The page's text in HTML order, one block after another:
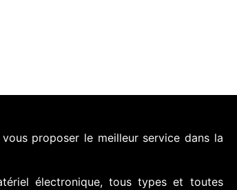
proposer le meilleur service dans la
électronique, tous types et toutes